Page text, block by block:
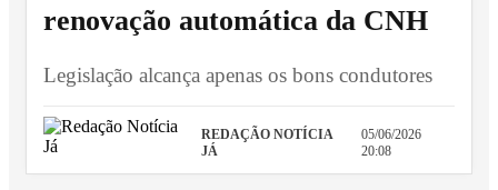
renovação automática da CNH
Legislação alcança apenas os bons condutores
REDAÇÃO NOTÍCIA
JÁ
05/06/2026
20:08